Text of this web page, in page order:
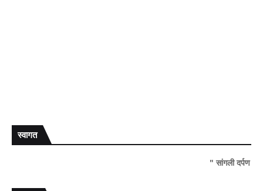
स्वागत
" सांगली दर्पण न्यूज वर